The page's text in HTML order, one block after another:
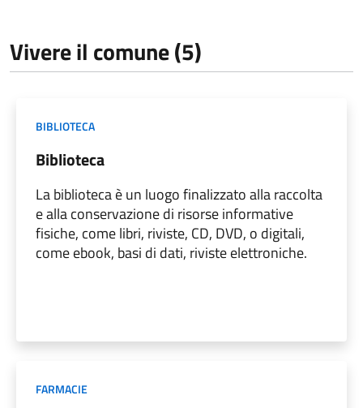
Vivere il comune (5)
BIBLIOTECA
Biblioteca
La biblioteca è un luogo finalizzato alla raccolta
e alla conservazione di risorse informative
fisiche, come libri, riviste, CD, DVD, o digitali,
come ebook, basi di dati, riviste elettroniche.
FARMACIE